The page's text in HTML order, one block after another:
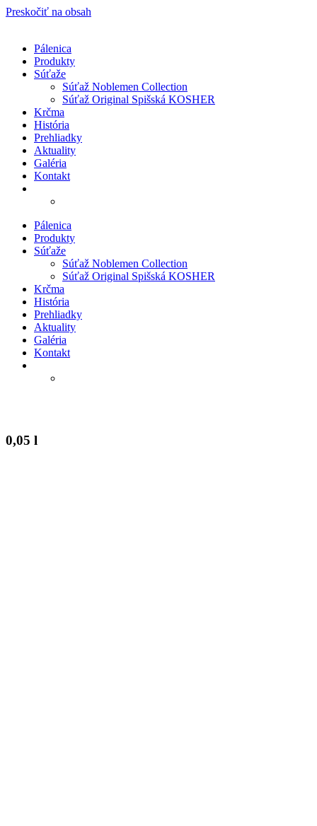
Preskočiť na obsah
Pálenica
Produkty
Súťaže
Súťaž Noblemen Collection
Súťaž Original Spišská KOSHER
Krčma
História
Prehliadky
Aktuality
Galéria
Kontakt
Pálenica
Produkty
Súťaže
Súťaž Noblemen Collection
Súťaž Original Spišská KOSHER
Krčma
História
Prehliadky
Aktuality
Galéria
Kontakt
0,05 l